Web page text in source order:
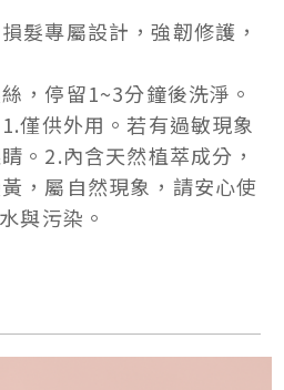
髮專屬設計，強韌修護，
，停留1~3分鐘後洗淨。
僅供外用。若有過敏現象
。2.內含天然植萃成分，
，屬自然現象，請安心使
與污染。